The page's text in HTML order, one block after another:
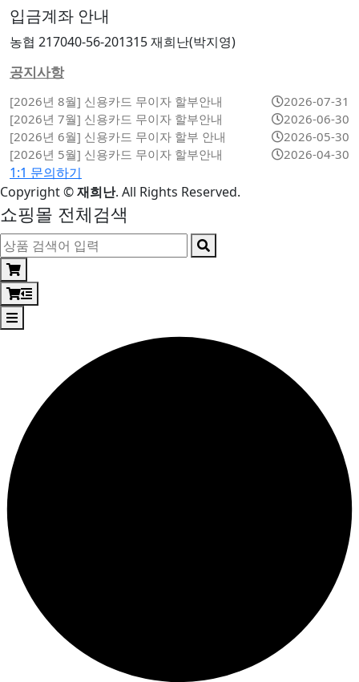
입금계좌 안내
농협 217040-56-201315 재희난(박지영)
공지사항
[2026년 8월] 신용카드 무이자 할부안내
2026-07-31
[2026년 7월] 신용카드 무이자 할부안내
2026-06-30
[2026년 6월] 신용카드 무이자 할부 안내
2026-05-30
[2026년 5월] 신용카드 무이자 할부안내
2026-04-30
1:1 문의하기
Copyright©재희난. All Rights Reserved.
쇼핑몰 전체검색